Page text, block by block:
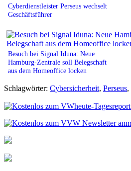
Cyberdienstleister Perseus wechselt
Geschäftsführer
Besuch bei Signal Iduna: Neue
Hamburg-Zentrale soll Belegschaft
aus dem Homeoffice locken
Schlagwörter: Cybersicherheit, Perseus,